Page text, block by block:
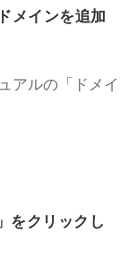
メインを追加
アルの「ドメイ
クリックし